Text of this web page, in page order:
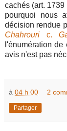
cachés (art.
pourquoi nous
décision rendue
Chahrouri c.
l'énumération
avis n'est pas
à 04 h 00 2
Partager